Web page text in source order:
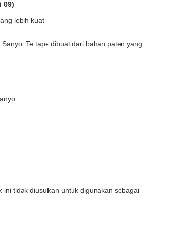
09)
lebih kuat
Te tape dibuat dari bahan paten yang
tidak diusulkan untuk digunakan sebagai